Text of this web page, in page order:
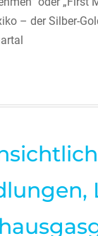
– der Silber-